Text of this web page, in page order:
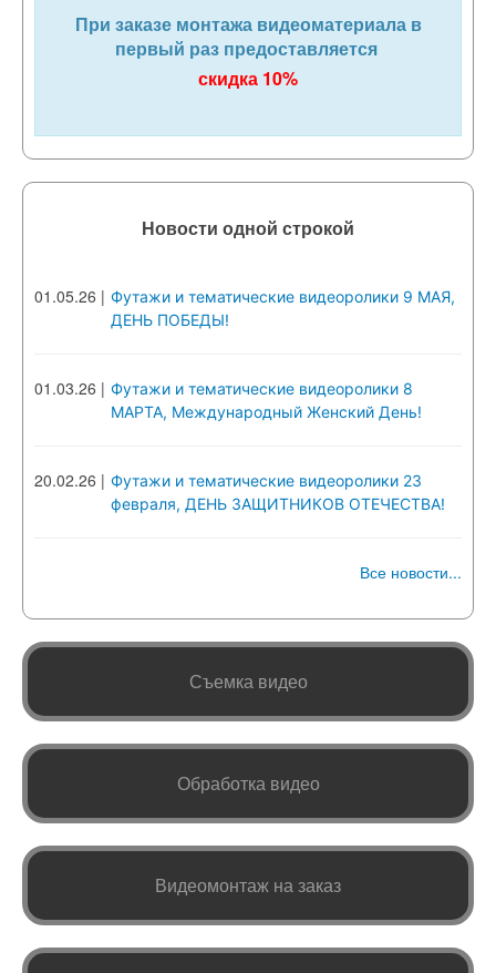
При заказе монтажа видеоматериала в
первый раз предоставляется
скидка 10%
Новости одной строкой
01.05.26 | Футажи и тематические видеоролики 9 МАЯ,
ДЕНЬ ПОБЕДЫ!
01.03.26 | Футажи и тематические видеоролики 8
МАРТА, Международный Женский День!
20.02.26 | Футажи и тематические видеоролики 23
февраля, ДЕНЬ ЗАЩИТНИКОВ ОТЕЧЕСТВА!
Все новости...
Съемка видео
Обработка видео
Видеомонтаж на заказ